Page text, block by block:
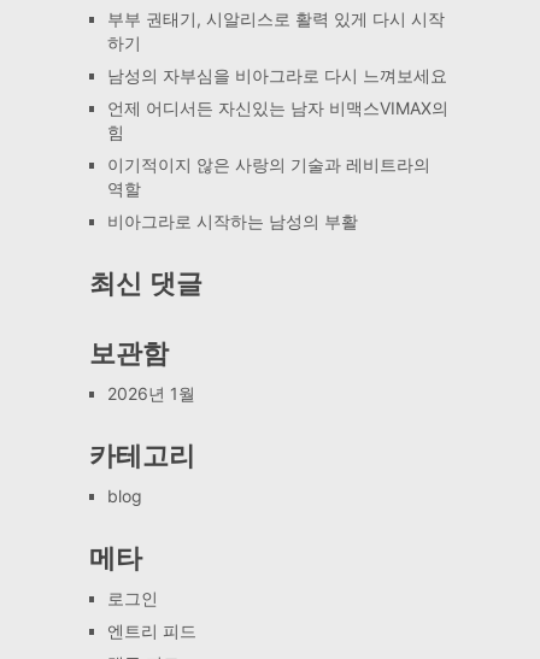
부부 권태기, 시알리스로 활력 있게 다시 시작
하기
남성의 자부심을 비아그라로 다시 느껴보세요
언제 어디서든 자신있는 남자 비맥스VIMAX의
힘
이기적이지 않은 사랑의 기술과 레비트라의
역할
비아그라로 시작하는 남성의 부활
최신 댓글
보관함
2026년 1월
카테고리
blog
메타
로그인
엔트리 피드